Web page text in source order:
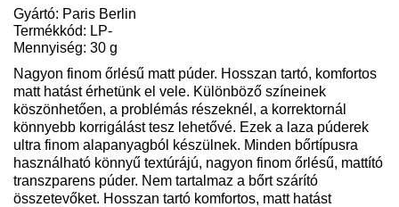
Gyártó: Paris Berlin
Termékkód: LP-
Mennyiség: 30 g
Nagyon finom őrlésű matt púder. Hosszan tartó, komfortos
matt hatást érhetünk el vele. Különböző színeinek
köszönhetően, a problémás részeknél, a korrektornál
könnyebb korrigálást tesz lehetővé. Ezek a laza púderek
ultra finom alapanyagból készülnek. Minden bőrtípusra
használható könnyű textúrájú, nagyon finom őrlésű, mattító
transzparens púder. Nem tartalmaz a bőrt szárító
összetevőket. Hosszan tartó komfortos, matt hatást